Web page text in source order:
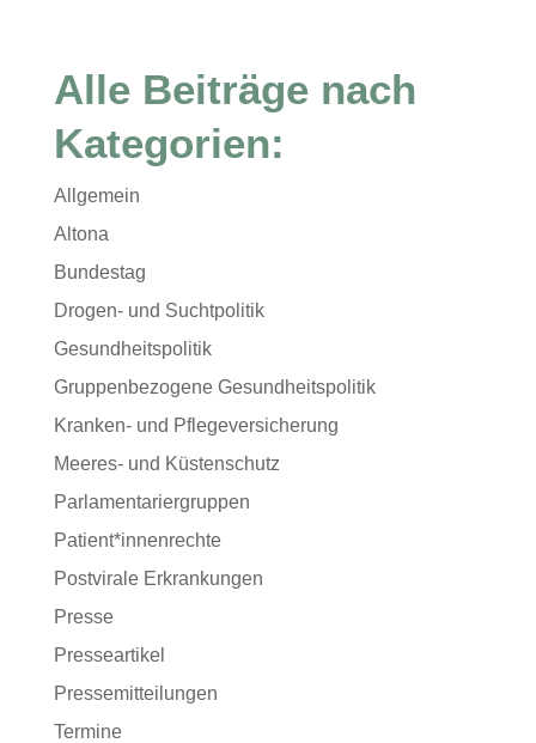
Alle Beiträge nach
Kategorien:
Allgemein
Altona
Bundestag
Drogen- und Suchtpolitik
Gesundheitspolitik
Gruppenbezogene Gesundheitspolitik
Kranken- und Pflegeversicherung
Meeres- und Küstenschutz
Parlamentariergruppen
Patient*innenrechte
Postvirale Erkrankungen
Presse
Presseartikel
Pressemitteilungen
Termine